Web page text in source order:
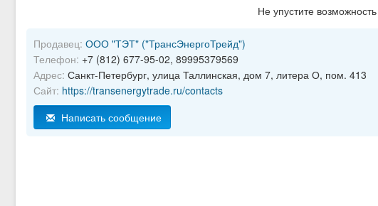
Не упустите
Продавец: ООО "ТЭТ" ("ТрансЭнергоТрейд")
Телефон: +7 (812) 677-95-02, 89995379569
Адрес: Санкт-Петербург, улица Таллинская, дом 7, литера О, пом. 413
Сайт: https://transenergytrade.ru/contacts
Написать сообщение